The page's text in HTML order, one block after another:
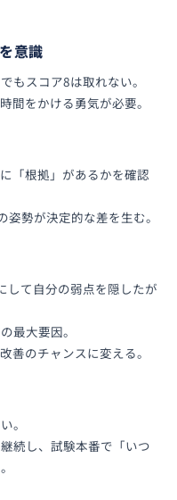
意識
もスコア8は取れない。
間をかける勇気が必要。
「根拠」があるかを確認
姿勢が決定的な差を生む。
して自分の弱点を隠したが
最大要因。
善のチャンスに変える。
。
続し、試験本番で「いつ